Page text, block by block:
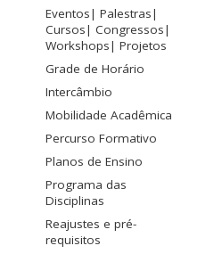
Eventos| Palestras|
Cursos| Congressos|
Workshops| Projetos
Grade de Horário
Intercâmbio
Mobilidade Acadêmica
Percurso Formativo
Planos de Ensino
Programa das
Disciplinas
Reajustes e pré-
requisitos